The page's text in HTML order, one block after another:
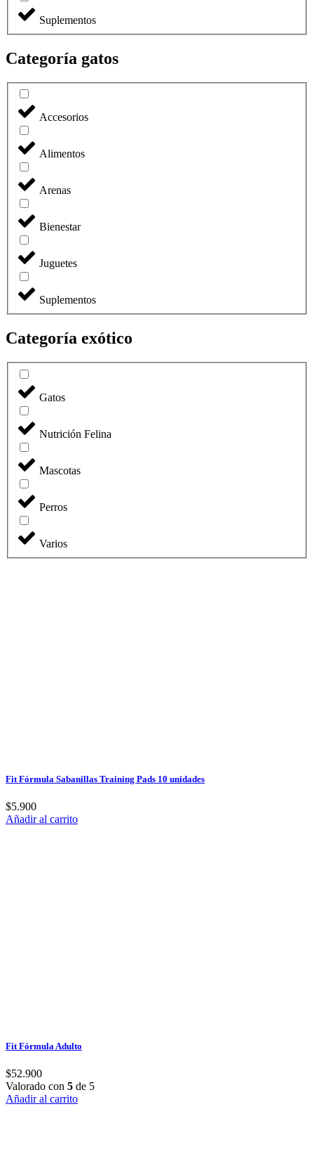
Suplementos
Categoría gatos
Accesorios
Alimentos
Arenas
Bienestar
Juguetes
Suplementos
Categoría exótico
Gatos
Nutrición Felina
Mascotas
Perros
Varios
Fit Fórmula Sabanillas Training Pads 10 unidades
$5.900
Añadir al carrito
Fit Fórmula Adulto
$52.900
Valorado con 5 de 5
Añadir al carrito